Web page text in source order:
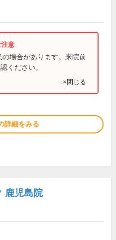
)
場合があります。来院前
ください。
×閉じる
詳細をみる
鹿児島院